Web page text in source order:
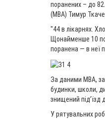
поранених – до 82.
(МВА) Тимур
"44 в лікарнях.
Щонайменше 10
поранена — в неї
За даними МВА, за
будинки, школи,
знищений підʼїзд
У рятувальних